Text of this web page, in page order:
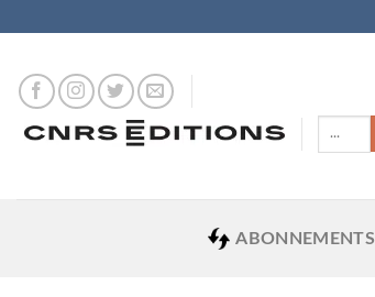
ABONNEMENTS